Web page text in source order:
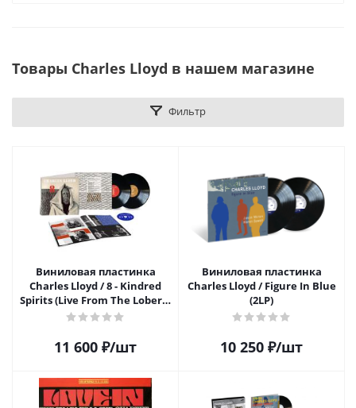
Товары Charles Lloyd в нашем магазине
Фильтр
Виниловая пластинка
Charles Lloyd / 8 - Kindred
Spirits (Live From The Lobero)
(2LP+DVD)
11 600 ₽/шт
Виниловая пластинка
Charles Lloyd / Figure In Blue
(2LP)
10 250 ₽/шт